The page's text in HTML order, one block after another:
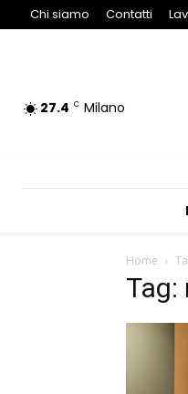
Chi siamo Contatti
27.4 C Milano
Home